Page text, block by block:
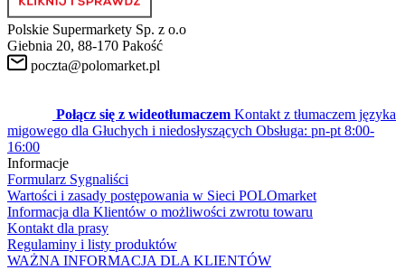
Polskie Supermarkety Sp. z o.o
Giebnia 20, 88-170 Pakość
poczta@polomarket.pl
Połącz się z wideotłumaczem Kontakt z tłumaczem języka
migowego dla Głuchych i niedosłyszących Obsługa: pn-pt 8:00-
16:00
Informacje
Formularz Sygnaliści
Wartości i zasady postępowania w Sieci POLOmarket
Informacja dla Klientów o możliwości zwrotu towaru
Kontakt dla prasy
Regulaminy i listy produktów
WAŻNA INFORMACJA DLA KLIENTÓW